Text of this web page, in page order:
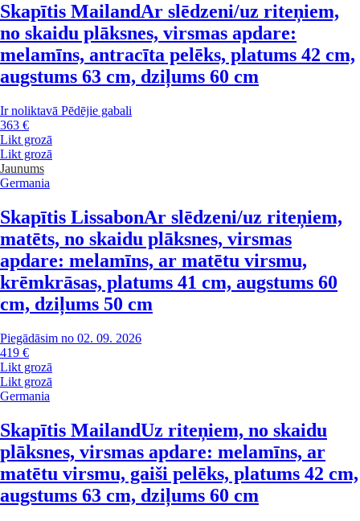
Skapītis MailandAr slēdzeni/uz riteņiem,
no skaidu plāksnes, virsmas apdare:
melamīns, antracīta pelēks, platums 42 cm,
augstums 63 cm, dziļums 60 cm
Ir noliktavā Pēdējie gabali
363 €
Likt grozā
Likt grozā
Jaunums
Germania
Skapītis LissabonAr slēdzeni/uz riteņiem,
matēts, no skaidu plāksnes, virsmas
apdare: melamīns, ar matētu virsmu,
krēmkrāsas, platums 41 cm, augstums 60
cm, dziļums 50 cm
Piegādāsim no 02. 09. 2026
419 €
Likt grozā
Likt grozā
Germania
Skapītis MailandUz riteņiem, no skaidu
plāksnes, virsmas apdare: melamīns, ar
matētu virsmu, gaiši pelēks, platums 42 cm,
augstums 63 cm, dziļums 60 cm